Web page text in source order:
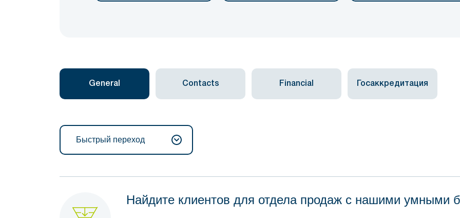
General Contacts Financial Госаккредитация
Быстрый переход
Найдите клиентов для отдела продаж с нашими умными